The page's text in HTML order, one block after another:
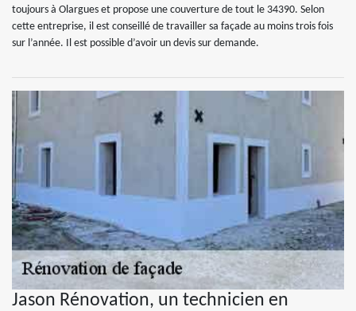
toujours à Olargues et propose une couverture de tout le 34390. Selon
cette entreprise, il est conseillé de travailler sa façade au moins trois fois
sur l’année. Il est possible d’avoir un devis sur demande.
Jason Rénovation, un technicien en